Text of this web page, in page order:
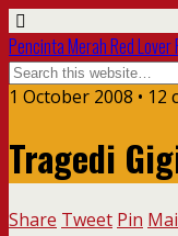
Pencinta Merah Red Lover
1 October 2008 • 12
Tragedi
Share Tweet Pin